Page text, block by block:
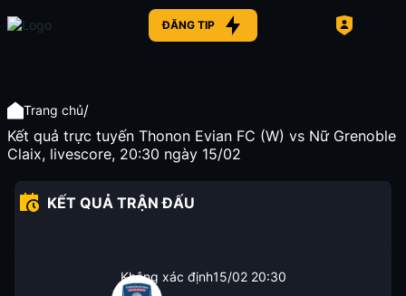
ĐĂNG TIP
Trang chủ/
Kết quả trực tuyến Thonon Evian FC (W) vs Nữ Grenoble
Claix, livescore, 20:30 ngày 15/02
KẾT QUẢ TRẬN ĐẤU
Không xác định15/02 20:30